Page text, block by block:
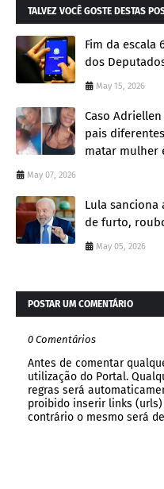
TALVEZ VOCÊ GOSTE DESTAS
Fim da escala
dos
May 15, 2026
Caso
pais
matar mulher
May 07, 2026
Lula sanciona
de furto,
May 05, 2026
POSTAR UM COMENTÁRIO
0 Comentários
Antes de comentar
utilização do Portal.
regras será
proibido inserir links
contrário o mesmo será